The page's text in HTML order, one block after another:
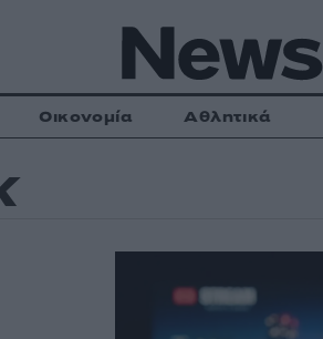
Οικονομία Αθλητικά